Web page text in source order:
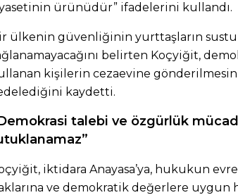
ürünüdür” ifadelerini kullandı.
ülkenin güvenliğinin yurttaşların
belirten Koçyiğit,
kişilerin cezaevine
kaydetti.
talebi ve özgürlük
iktidara Anayasa’ya, hukukun
ve demokratik değerlere uygun